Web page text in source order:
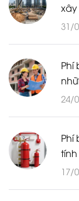
31/
Phí
24/
Phí
17/